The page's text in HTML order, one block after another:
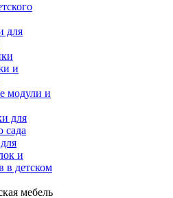
для
и
модули и
для
сада
и
в детском